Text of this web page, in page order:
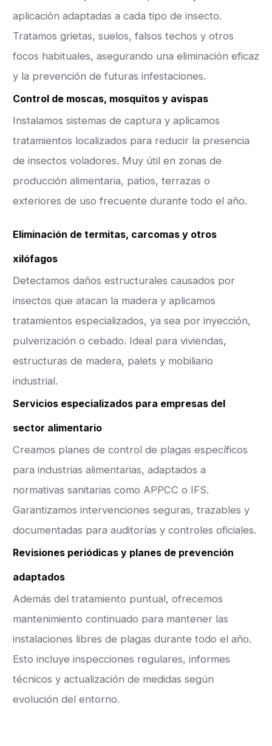
aplicación adaptadas a cada tipo de insecto.
Tratamos grietas, suelos, falsos techos y otros
focos habituales, asegurando una eliminación eficaz
y la prevención de futuras infestaciones.
Control de moscas, mosquitos y avispas
Instalamos sistemas de captura y aplicamos
tratamientos localizados para reducir la presencia
de insectos voladores. Muy útil en zonas de
producción alimentaria, patios, terrazas o
exteriores de uso frecuente durante todo el año.
Eliminación de termitas, carcomas y otros
xilófagos
Detectamos daños estructurales causados por
insectos que atacan la madera y aplicamos
tratamientos especializados, ya sea por inyección,
pulverización o cebado. Ideal para viviendas,
estructuras de madera, palets y mobiliario
industrial.
Servicios especializados para empresas del
sector alimentario
Creamos planes de control de plagas específicos
para industrias alimentarias, adaptados a
normativas sanitarias como APPCC o IFS.
Garantizamos intervenciones seguras, trazables y
documentadas para auditorías y controles oficiales.
Revisiones periódicas y planes de prevención
adaptados
Además del tratamiento puntual, ofrecemos
mantenimiento continuado para mantener las
instalaciones libres de plagas durante todo el año.
Esto incluye inspecciones regulares, informes
técnicos y actualización de medidas según
evolución del entorno.